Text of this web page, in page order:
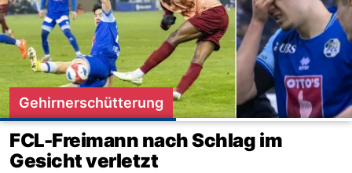
Gehirnerschütterung
FCL-Freimann nach Schlag im
Gesicht verletzt